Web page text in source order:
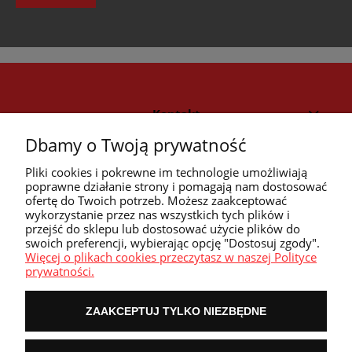
Strefa klienta
Przyczółek
Przydatne linki
Kontakt
Dbamy o Twoją prywatność
Pliki cookies i pokrewne im technologie umożliwiają
poprawne działanie strony i pomagają nam dostosować
ofertę do Twoich potrzeb. Możesz zaakceptować
wykorzystanie przez nas wszystkich tych plików i
przejść do sklepu lub dostosować użycie plików do
swoich preferencji, wybierając opcję "Dostosuj zgody".
Więcej o plikach cookies przeczytasz w naszej Polityce
prywatności.
ZAAKCEPTUJ TYLKO NIEZBĘDNE